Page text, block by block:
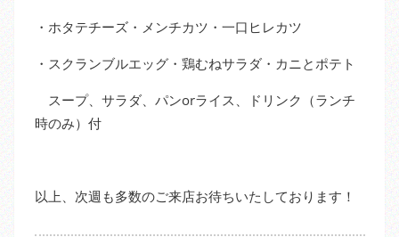
・ホタテチーズ・メンチカツ・一口ヒレカツ
・スクランブルエッグ・鶏むねサラダ・カニとポテト
スープ、サラダ、パンorライス、ドリンク（ランチ
時のみ）付
以上、次週も多数のご来店お待ちいたしております！